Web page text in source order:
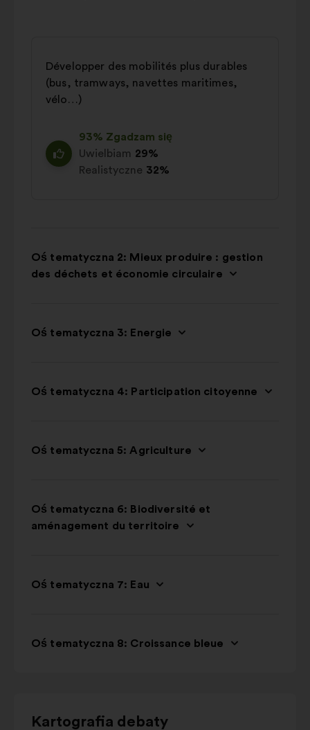
Développer des mobilités plus durables
(bus, tramways, navettes maritimes,
vélo…)
93% Zgadzam się
Uwielbiam 29%
Realistyczne 32%
Oś tematyczna 2: Mieux produire : gestion
des déchets et économie circulaire
Oś tematyczna 3: Energie
Oś tematyczna 4: Participation citoyenne
Oś tematyczna 5: Agriculture
Oś tematyczna 6: Biodiversité et
aménagement du territoire
Oś tematyczna 7: Eau
Oś tematyczna 8: Croissance bleue
Kartografia debaty
Użyj